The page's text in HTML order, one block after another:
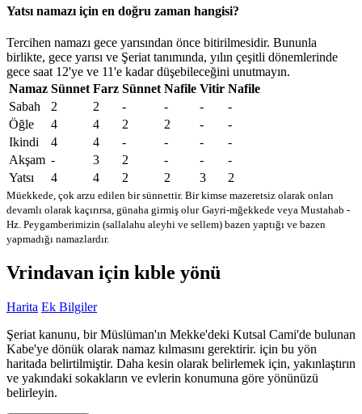
Yatsı namazı için en doğru zaman hangisi?
Tercihen namazı gece yarısından önce bitirilmesidir. Bununla
birlikte, gece yarısı ve Şeriat tanımında, yılın çeşitli dönemlerinde
gece saat 12'ye ve 11'e kadar düşebileceğini unutmayın.
Namaz Sünnet Farz Sünnet Nafile Vitir Nafile
Sabah
2 2 - - -
-
Öğle
4 4 2 2 -
-
Ikindi
4 4 - - -
-
Akşam - 3 2 - -
-
Yatsı
4 4 2 2 3 2
Müekkede, çok arzu edilen bir sünnettir. Bir kimse mazeretsiz olarak onları
devamlı olarak kaçırırsa, günaha girmiş olur Gayri-mğekkede veya Mustahab -
Hz. Peygamberimizin (sallalahu aleyhi ve sellem) bazen yaptığı ve bazen
yapmadığı namazlardır.
Vrindavan için kıble yönü
Harita Ek Bilgiler
Şeriat kanunu, bir Müslüman'ın Mekke'deki Kutsal Cami'de bulunan
Kabe'ye dönük olarak namaz kılmasını gerektirir. için bu yön
haritada belirtilmiştir. Daha kesin olarak belirlemek için, yakınlaştırın
ve yakındaki sokakların ve evlerin konumuna göre yönünüzü
belirleyin.